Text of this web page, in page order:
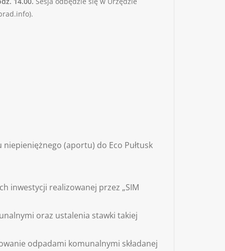
(aportu) do Eco Pułtusk
inwestycji realizowanej przez „SIM
oraz ustalenia stawki takiej
odpadami komunalnymi składanej